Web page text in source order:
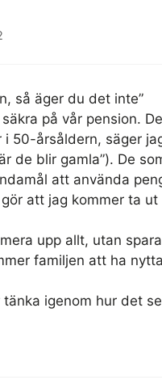
så äger du det inte”
på vår pension.
i 50-årsåldern, säger
de blir gamla”). De
att använda
att jag kommer ta
upp allt, utan
familjen att ha
igenom hur det